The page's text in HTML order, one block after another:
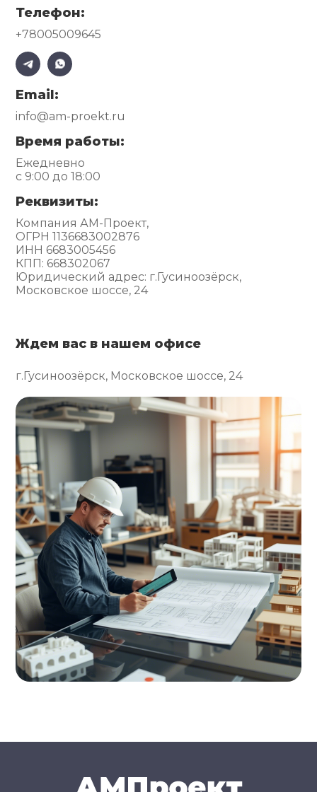
Телефон:
+78005009645
Email:
info@am-proekt.ru
Время работы:
Ежедневно
с 9:00 до 18:00
Реквизиты:
Компания АМ-Проект,
ОГРН 1136683002876
ИНН 6683005456
КПП: 668302067
Юридический адрес: г.Гусиноозёрск,
Московское шоссе, 24
Ждем вас в нашем офисе
г.Гусиноозёрск, Московское шоссе, 24